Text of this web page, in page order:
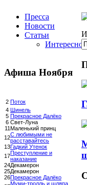
Пресса
Новости
Статьи
Интересное
Афиша Ноября
2 Поток
4 Шинель
5 Прекрасное Далёко
6 Свет-Луна
11Маленький принц
12С любимыми не
расставайтесь
13Гадкий Утенок
17Преступление и
наказание
24Декамерон
25Декамерон
26Прекрасное Далёко
Муми-тролль и шляпа